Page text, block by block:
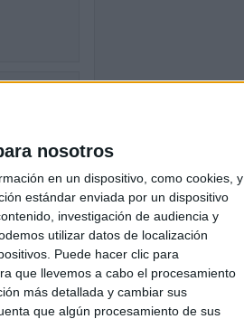
nosotros
en un dispositivo, como cookies, y
estándar enviada por un dispositivo
investigación de audiencia y
utilizar datos de localización
Puede hacer clic para
que llevemos a cabo el procesamiento
más detallada y cambiar sus
que algún procesamiento de sus
UNIMOS
y la
[…]